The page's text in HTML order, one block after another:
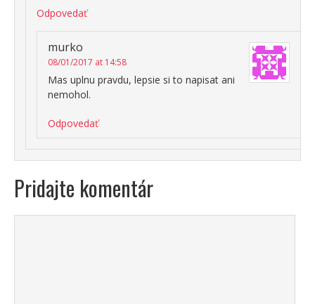
Odpovedať
murko
08/01/2017 at 14:58
Mas uplnu pravdu, lepsie si to napisat ani
nemohol.
Odpovedať
Pridajte komentár